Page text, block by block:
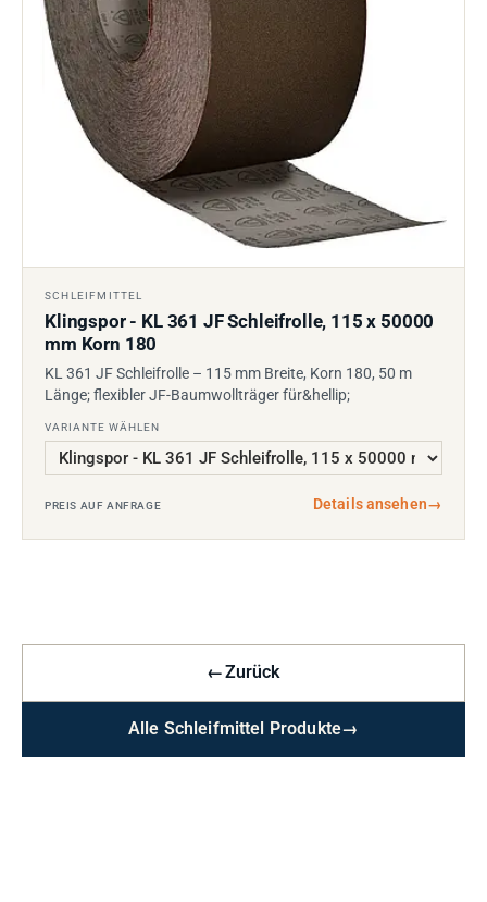
SCHLEIFMITTEL
Klingspor - KL 361 JF Schleifrolle, 115 x 50000
mm Korn 180
KL 361 JF Schleifrolle – 115 mm Breite, Korn 180, 50 m
Länge; flexibler JF-Baumwollträger für&hellip;
VARIANTE WÄHLEN
PREIS AUF ANFRAGE Details ansehen→
←Zurück
Alle Schleifmittel Produkte→